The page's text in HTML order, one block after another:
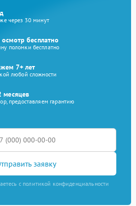
через 30 минут
бесплатно
поломки бесплатно
7+ лет
любой сложности
месяцев
предоставляем гарантию
заявку
с политикой конфиденциальности